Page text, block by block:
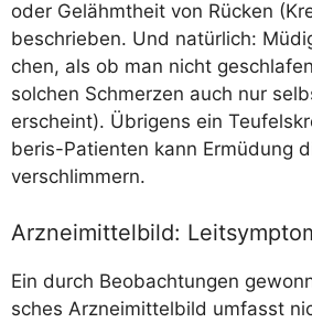
oder Gelähmt­heit von Rücken
beschrie­ben. Und natür­lich:
chen, als ob man nicht
sol­chen Schmer­zen auch nur
erscheint). Übri­gens ein
be­ris-Pati­en­ten kann Ermü­dung
verschlimmern.
Arzneimittelbild:
Ein durch Beob­ach­tun­gen
sches Arz­nei­mit­tel­bild umfasst